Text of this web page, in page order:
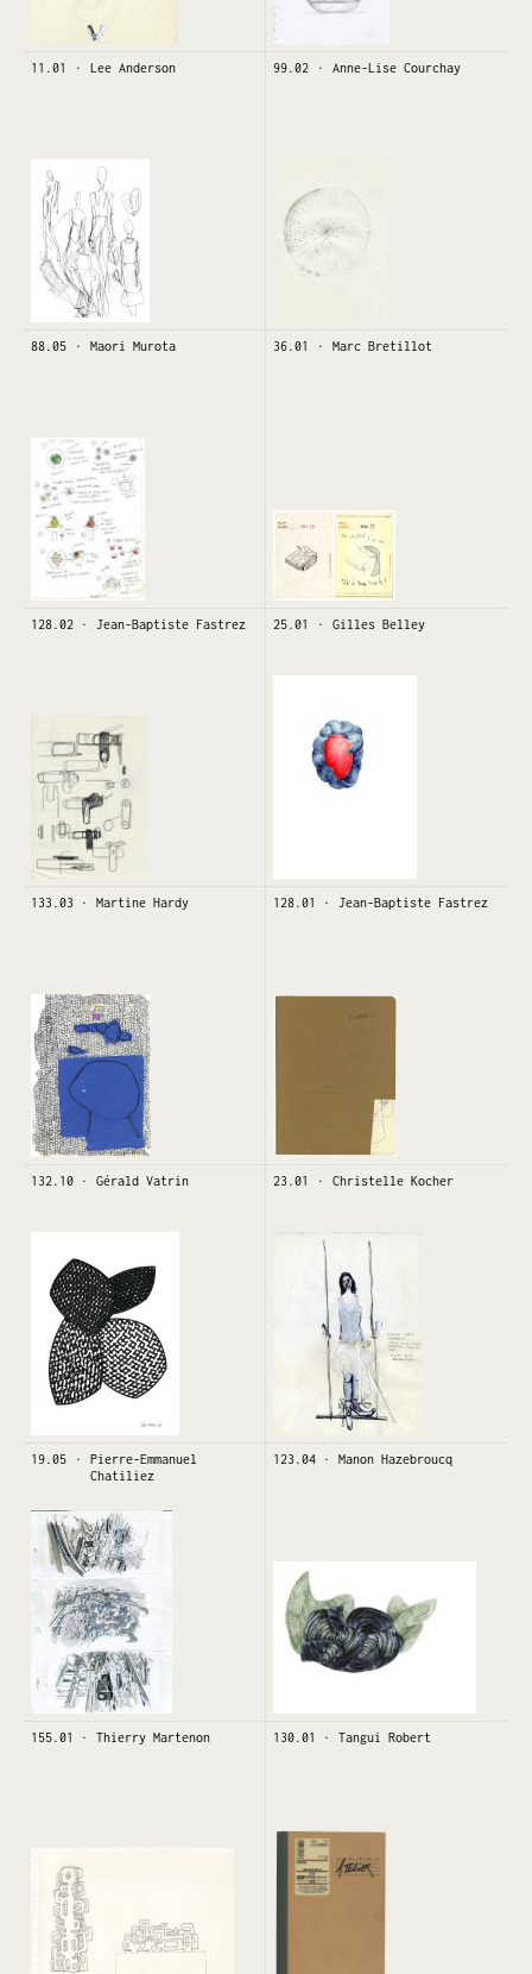
11.01 Lee Anderson 99.02 Anne-Lise Courchay
88.05 Maori Murota 36.01 Marc Bretillot
128.02 Jean-Baptiste Fastrez 25.01 Gilles Belley
133.03 Martine Hardy 128.01 Jean-Baptiste Fastrez
132.10 Gérald Vatrin 23.01 Christelle Kocher
19.05
Pierre-Emmanuel
Chatiliez
123.04 Manon Hazebroucq
155.01 Thierry Martenon 130.01 Tangui Robert